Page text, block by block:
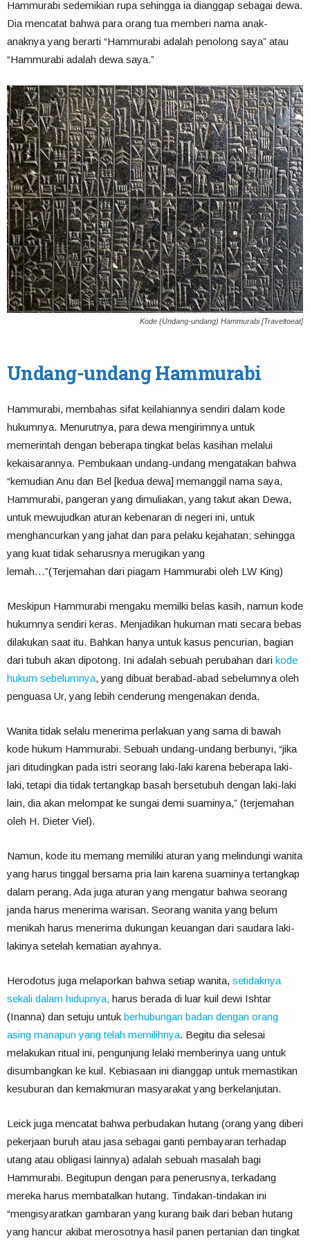
Hammurabi sedemikian rupa sehingga ia dianggap sebagai dewa.
Dia mencatat bahwa para orang tua memberi nama anak-
anaknya yang berarti “Hammurabi adalah penolong saya” atau
“Hammurabi adalah dewa saya.”
Kode (Undang-undang) Hammurabi [Traveltoeat]
Undang-undang Hammurabi
Hammurabi, membahas sifat keilahiannya sendiri dalam kode
hukumnya. Menurutnya, para dewa mengirimnya untuk
memerintah dengan beberapa tingkat belas kasihan melalui
kekaisarannya. Pembukaan undang-undang mengatakan bahwa
“kemudian Anu dan Bel [kedua dewa] memanggil nama saya,
Hammurabi, pangeran yang dimuliakan, yang takut akan Dewa,
untuk mewujudkan aturan kebenaran di negeri ini, untuk
menghancurkan yang jahat dan para pelaku kejahatan; sehingga
yang kuat tidak seharusnya merugikan yang
lemah…”(Terjemahan dari piagam Hammurabi oleh LW King)
Meskipun Hammurabi mengaku memilki belas kasih, namun kode
hukumnya sendiri keras. Menjadikan hukuman mati secara bebas
dilakukan saat itu. Bahkan hanya untuk kasus pencurian, bagian
dari tubuh akan dipotong. Ini adalah sebuah perubahan dari kode
hukum sebelumnya, yang dibuat berabad-abad sebelumnya oleh
penguasa Ur, yang lebih cenderung mengenakan denda.
Wanita tidak selalu menerima perlakuan yang sama di bawah
kode hukum Hammurabi. Sebuah undang-undang berbunyi, “jika
jari ditudingkan pada istri seorang laki-laki karena beberapa laki-
laki, tetapi dia tidak tertangkap basah bersetubuh dengan laki-laki
lain, dia akan melompat ke sungai demi suaminya,” (terjemahan
oleh H. Dieter Viel).
Namun, kode itu memang memiliki aturan yang melindungi wanita
yang harus tinggal bersama pria lain karena suaminya tertangkap
dalam perang. Ada juga aturan yang mengatur bahwa seorang
janda harus menerima warisan. Seorang wanita yang belum
menikah harus menerima dukungan keuangan dari saudara laki-
lakinya setelah kematian ayahnya.
Herodotus juga melaporkan bahwa setiap wanita, setidaknya
sekali dalam hidupnya, harus berada di luar kuil dewi Ishtar
(Inanna) dan setuju untuk berhubungan badan dengan orang
asing manapun yang telah memilihnya. Begitu dia selesai
melakukan ritual ini, pengunjung lelaki memberinya uang untuk
disumbangkan ke kuil. Kebiasaan ini dianggap untuk memastikan
kesuburan dan kemakmuran masyarakat yang berkelanjutan.
Leick juga mencatat bahwa perbudakan hutang (orang yang diberi
pekerjaan buruh atau jasa sebagai ganti pembayaran terhadap
utang atau obligasi lainnya) adalah sebuah masalah bagi
Hammurabi. Begitupun dengan para penerusnya, terkadang
mereka harus membatalkan hutang. Tindakan-tindakan ini
“mengisyaratkan gambaran yang kurang baik dari beban hutang
yang hancur akibat merosotnya hasil panen pertanian dan tingkat